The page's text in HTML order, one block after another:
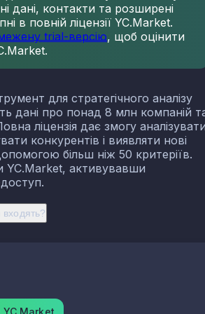
дані, контакти та розширені
в повній ліцензії YC.Market.
trial-версію, щоб оцінити
для стратегічного аналізу
дані про понад 8 млн компаній
ліцензія дає змогу
конкурентів і виявляти нові
більш ніж 50 критеріїв.
YC.Market, активувавши
порожнистого скла
скловолокна
й оброблення інших скляних
керамічних плиток і плит
цегли, черепиці та інших
випаленої глини
господарських і декоративних
виробів
керамічних санітарно-технічних
керамічних електроізоляторів та
арматури
інших керамічних виробів
вапна та гіпсових сумішей